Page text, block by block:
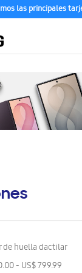
las principales
de huella dactilar
- US$ 799.99